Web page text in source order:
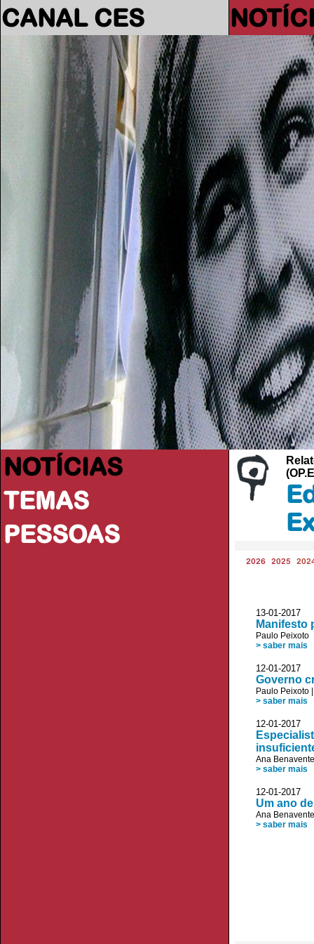
CANAL CES
NOTÍCIAS
TEMAS
PESSOAS
2026 2025
13-01-
Manifesto
Paulo Peixoto
> saber mais
12-01-2017
Governo
Paulo Peixoto
> saber mais
12-01-2017
Ana Benavente
> saber mais
12-01-2017
Um ano
Ana Benavente
> saber mais